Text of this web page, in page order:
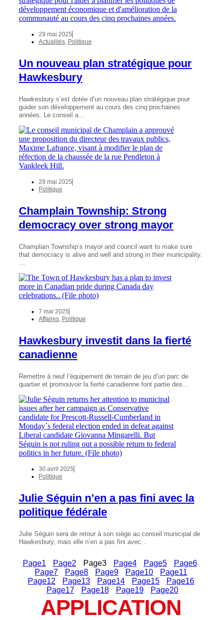
29 mai 2025
Actualités Politique
Un nouveau plan stratégique pour
Hawkesbury
Hawkesbury s’est dotée d’un nouveau plan stratégique pour
guider son développement au cours des cinq prochaines
années. Le conseil a…
29 mai 2025
Politique
Champlain Township: Strong
democracy over strong mayor
Champlain Township’s mayor and council want to make sure
that democracy is alive and well and strong in their municipality.
7 mai 2025
Affaires Politique
Hawkesbury investit dans la fierté
canadienne
Remettre à neuf l’équipement de terrain de jeu d’un parc de
quartier et promouvoir la fierté canadienne font partie des…
30 avril 2025
Politique
Julie Séguin n’en a pas fini avec la
politique fédérale
Julie Séguin sera de retour à son siège au conseil municipal de
Hawkesbury, mais elle n’en a pas fini avec…
Page1 Page2 Page3 Page4 Page5 Page6
Page7 Page8 Page9 Page10 Page11
Page12 Page13 Page14 Page15 Page16
Page17 Page18 Page19 Page20
APPLICATION